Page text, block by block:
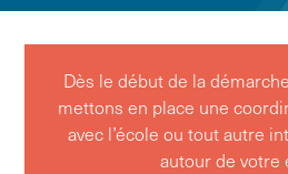
Dès le début de la
mettons en place une
avec l’école ou tout autre
autour de votre